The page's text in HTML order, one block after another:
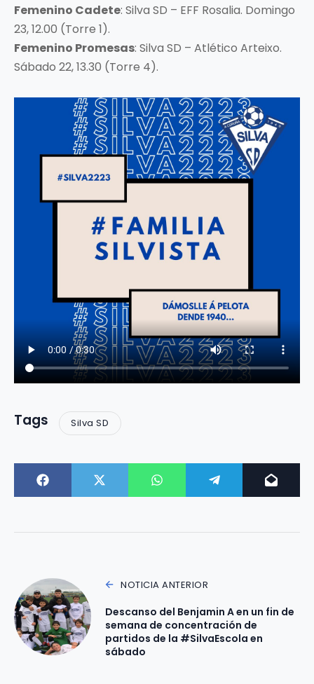
Femenino Cadete: Silva SD – EFF Rosalia. Domingo
23, 12.00 (Torre 1).
Femenino Promesas: Silva SD – Atlético Arteixo.
Sábado 22, 13.30 (Torre 4).
Tags Silva SD
NOTICIA ANTERIOR
Descanso del Benjamin A en un fin de
semana de concentración de
partidos de la #SilvaEscola en
sábado